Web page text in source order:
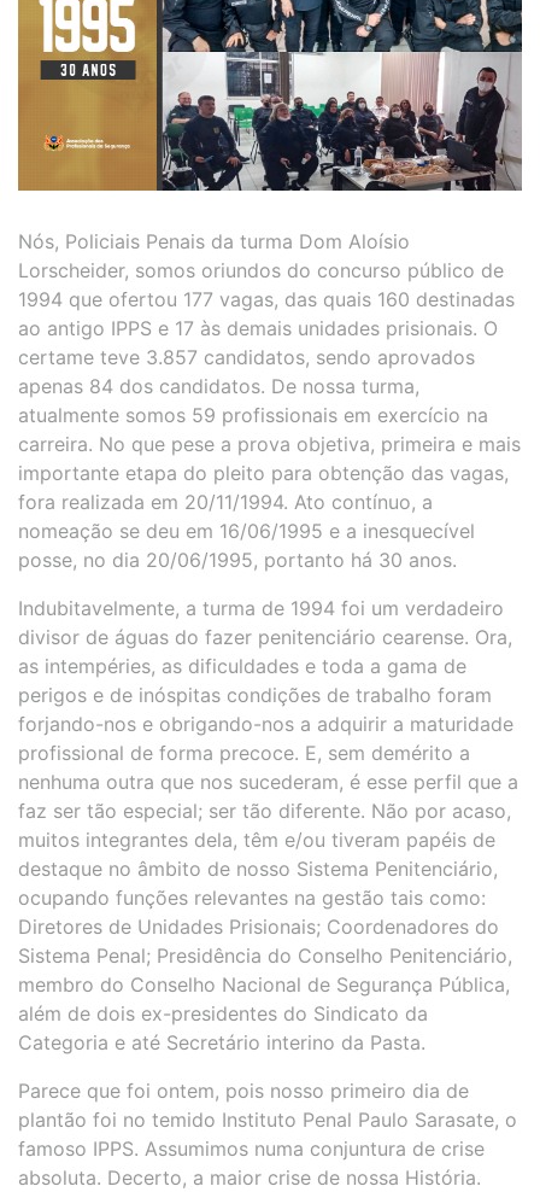
Nós, Policiais Penais da turma Dom Aloísio
Lorscheider, somos oriundos do concurso público de
1994 que ofertou 177 vagas, das quais 160 destinadas
ao antigo IPPS e 17 às demais unidades prisionais. O
certame teve 3.857 candidatos, sendo aprovados
apenas 84 dos candidatos. De nossa turma,
atualmente somos 59 profissionais em exercício na
carreira. No que pese a prova objetiva, primeira e mais
importante etapa do pleito para obtenção das vagas,
fora realizada em 20/11/1994. Ato contínuo, a
nomeação se deu em 16/06/1995 e a inesquecível
posse, no dia 20/06/1995, portanto há 30 anos.
Indubitavelmente, a turma de 1994 foi um verdadeiro
divisor de águas do fazer penitenciário cearense. Ora,
as intempéries, as dificuldades e toda a gama de
perigos e de inóspitas condições de trabalho foram
forjando-nos e obrigando-nos a adquirir a maturidade
profissional de forma precoce. E, sem demérito a
nenhuma outra que nos sucederam, é esse perfil que a
faz ser tão especial; ser tão diferente. Não por acaso,
muitos integrantes dela, têm e/ou tiveram papéis de
destaque no âmbito de nosso Sistema Penitenciário,
ocupando funções relevantes na gestão tais como:
Diretores de Unidades Prisionais; Coordenadores do
Sistema Penal; Presidência do Conselho Penitenciário,
membro do Conselho Nacional de Segurança Pública,
além de dois ex-presidentes do Sindicato da
Categoria e até Secretário interino da Pasta.
Parece que foi ontem, pois nosso primeiro dia de
plantão foi no temido Instituto Penal Paulo Sarasate, o
famoso IPPS. Assumimos numa conjuntura de crise
absoluta. Decerto, a maior crise de nossa História.